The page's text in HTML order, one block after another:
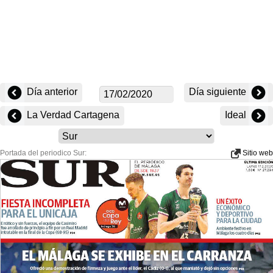
Día anterior Día siguiente
La Verdad Cartagena Ideal
Portada del periodico Sur: Sitio web